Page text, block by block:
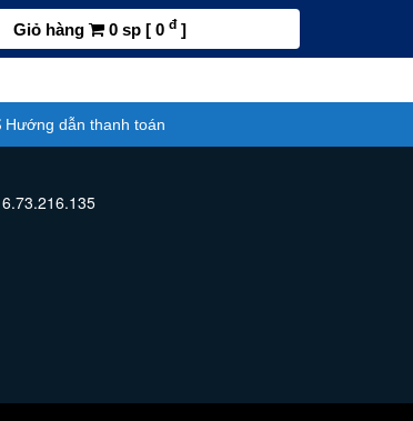
Giỏ hàng 0 sp [ 0 đ ]
Hướng dẫn thanh toán